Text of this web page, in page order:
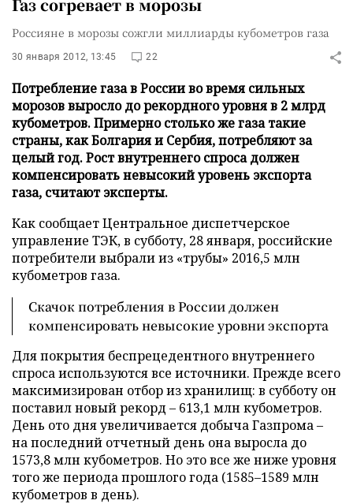
Газ согревает в морозы
Россияне в морозы сожгли миллиарды кубометров газа
30 января 2012, 13:45 22
Потребление газа в России во время сильных
морозов выросло до рекордного уровня в 2 млрд
кубометров. Примерно столько же газа такие
страны, как Болгария и Сербия, потребляют за
целый год. Рост внутреннего спроса должен
компенсировать невысокий уровень экспорта
газа, считают эксперты.
Как сообщает Центральное диспетчерское
управление ТЭК, в субботу, 28 января, российские
потребители выбрали из «трубы» 2016,5 млн
кубометров газа.
Скачок потребления в России должен
компенсировать невысокие уровни экспорта
Для покрытия беспрецедентного внутреннего
спроса используются все источники. Прежде всего
максимизирован отбор из хранилищ: в субботу он
поставил новый рекорд – 613,1 млн кубометров.
День ото дня увеличивается добыча Газпрома –
на последний отчетный день она выросла до
1573,8 млн кубометров. Но это все же ниже уровня
того же периода прошлого года (1585–1589 млн
кубометров в день).